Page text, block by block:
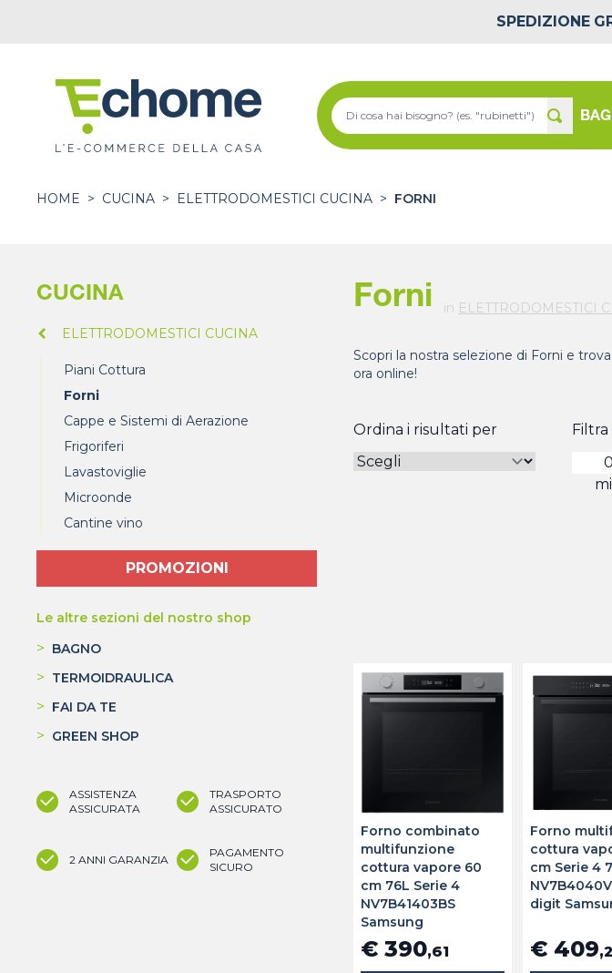
SPEDIZIONE
HOME > CUCINA > ELETTRODOMESTICI CUCINA > FORNI
CUCINA
ELETTRODOMESTICI CUCINA
Piani Cottura
Forni
Cappe e Sistemi di Aerazione
Frigoriferi
Lavastoviglie
Microonde
Cantine vino
PROMOZIONI
Le altre sezioni del nostro shop
> BAGNO
> TERMOIDRAULICA
> FAI DA TE
> GREEN SHOP
ASSISTENZA
ASSICURATA
TRASPORTO
ASSICURATO
2 ANNI GARANZIA
PAGAMENTO
SICURO
Forni in ELETTRODOMESTICI
Scopri la nostra selezione di Forni e
ora online!
Ordina i risultati per
Forno combinato
multifunzione
cottura vapore 60
cm 76L Serie 4
NV7B41403BS
Samsung
€ 390,61
Forno
cottura
cm Serie 4
digit
€ 409